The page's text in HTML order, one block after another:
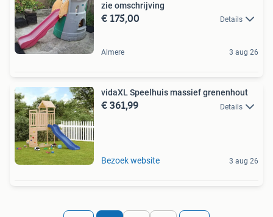
zie omschrijving
€ 175,00 Details
Almere 3 aug 26
vidaXL Speelhuis massief grenenhout
€ 361,99 Details
Bezoek website 3 aug 26